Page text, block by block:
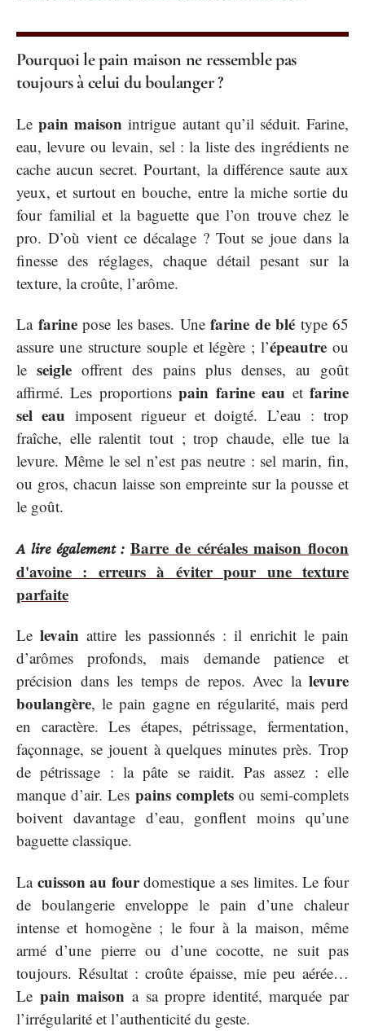
Pourquoi le pain maison ne ressemble pas
toujours à celui du boulanger ?
Lepain maison intrigue autant qu’il séduit. Farine,
eau, levure ou levain, sel : la liste des ingrédients ne
cache aucun secret. Pourtant, la différence saute aux
yeux, et surtout en bouche, entre la miche sortie du
four familial et la baguette que l’on trouve chez le
pro. D’où vient ce décalage ? Tout se joue dans la
finesse des réglages, chaque détail pesant sur la
texture, la croûte, l’arôme.
La farinepose les bases. Une farine de blé type 65
assure une structure souple et légère ; l’épeautre ou
leseigle offrent des pains plus denses, au goût
affirmé. Les proportionspain farine eau etfarine
sel eau imposent rigueur et doigté. L’eau : trop
fraîche, elle ralentit tout ; trop chaude, elle tue la
levure. Même le sel n’est pas neutre : sel marin, fin,
ou gros, chacun laisse son empreinte sur la pousse et
le goût.
A lire également : Barre de céréales maison flocon
d'avoine : erreurs à éviter pour une texture
parfaite
Lelevain attire les passionnés : il enrichit le pain
d’arômes profonds, mais demande patience et
précision dans les temps de repos. Avec la levure
boulangère, le pain gagne en régularité, mais perd
en caractère. Les étapes, pétrissage, fermentation,
façonnage, se jouent à quelques minutes près. Trop
de pétrissage : la pâte se raidit. Pas assez : elle
manque d’air. Les pains completsou semi-complets
boivent davantage d’eau, gonflent moins qu’une
baguette classique.
La cuisson au fourdomestique a ses limites. Le four
de boulangerie enveloppe le pain d’une chaleur
intense et homogène ; le four à la maison, même
armé d’une pierre ou d’une cocotte, ne suit pas
toujours. Résultat : croûte épaisse, mie peu aérée…
Le pain maison a sa propre identité, marquée par
l’irrégularité et l’authenticité du geste.